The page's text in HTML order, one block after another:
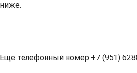
ниже.
Еще телефонный номер +7 (951)